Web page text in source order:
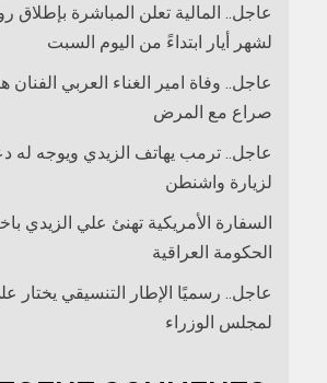
عاجل.. المالية تعلن المباشرة بإطلاق
لشهر أيار ابتداءً من اليوم السبت
عاجل.. وفاة امير الغناء العربي الفنان
صراع مع المرض
عاجل.. ترمب يهاتف الزيدي ويوجه له
لزيارة واشنطن
السفارة الأمريكية تهنئ علي الزيدي
الحكومة العراقية
عاجل.. رسميًا الإطار التنسيقي يختار
لمجلس الوزراء